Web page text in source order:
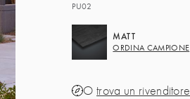
PU02
MATT
ORDINA CAMPIONE
Otrova un rivenditore